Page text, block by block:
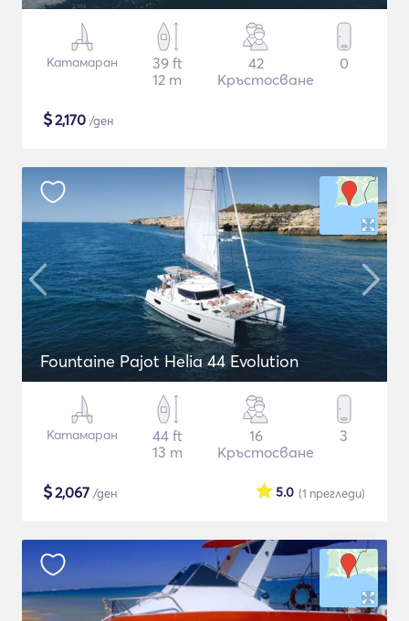
Катамаран
39 ft
12 m
42
Кръстосване
0
$2,170 /ден
Fountaine Pajot Helia 44 Evolution
Катамаран
44 ft
13 m
16
Кръстосване
3
$2,067 /ден (1 прегледи)
5.0